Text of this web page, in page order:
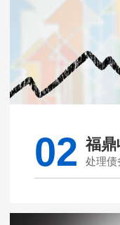
02 福鼎
处理债